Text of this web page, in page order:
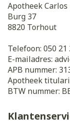
Apotheek
Burg 37
8820 Torhout
Telefoon: 050 21
E-mailadres:
APB nummer:
Apotheek
BTW nummer: